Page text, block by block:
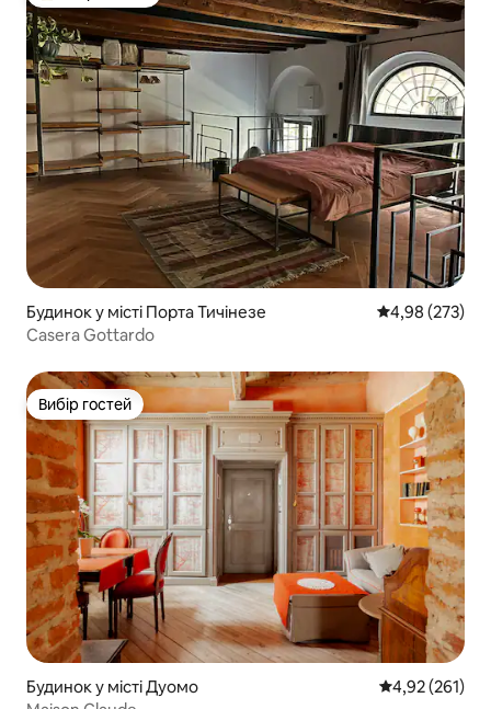
Будинок у місті Порта Тичінезе Середня
4,98 (273)
Casera Gottardo
Вибір гостей
Вибір гостей
Будинок у місті Дуомо Середня
4,92 (261)